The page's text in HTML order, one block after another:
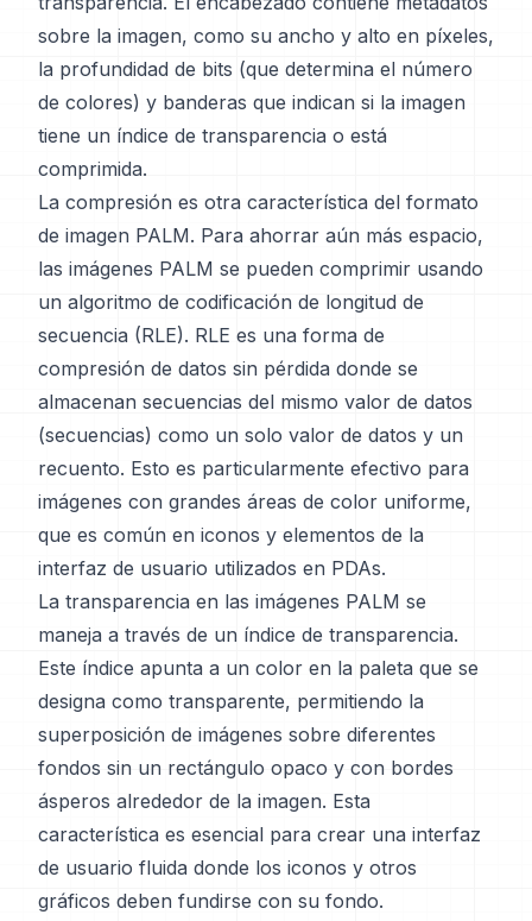
sobre la imagen, como su ancho y alto en píxeles,
la profundidad de bits (que determina el número
de colores) y banderas que indican si la imagen
tiene un índice de transparencia o está
comprimida.
La compresión es otra característica del formato
de imagen PALM. Para ahorrar aún más espacio,
las imágenes PALM se pueden comprimir usando
un algoritmo de codificación de longitud de
secuencia (RLE). RLE es una forma de
compresión de datos sin pérdida donde se
almacenan secuencias del mismo valor de datos
(secuencias) como un solo valor de datos y un
recuento. Esto es particularmente efectivo para
imágenes con grandes áreas de color uniforme,
que es común en iconos y elementos de la
interfaz de usuario utilizados en PDAs.
La transparencia en las imágenes PALM se
maneja a través de un índice de transparencia.
Este índice apunta a un color en la paleta que se
designa como transparente, permitiendo la
superposición de imágenes sobre diferentes
fondos sin un rectángulo opaco y con bordes
ásperos alrededor de la imagen. Esta
característica es esencial para crear una interfaz
de usuario fluida donde los iconos y otros
gráficos deben fundirse con su fondo.